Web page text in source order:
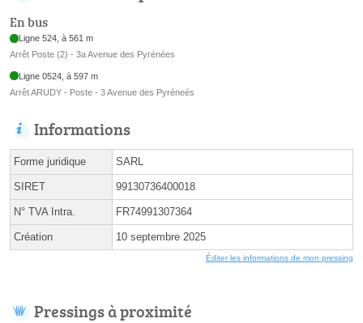
En bus
Ligne 524, à 561 m
Arrêt Poste (2) - 3a Avenue des Pyrénées
Ligne 0524, à 597 m
Arrêt ARUDY - Poste - 3 Avenue des Pyréneés
Informations
Forme juridique SARL
SIRET 99130736400018
N° TVA Intra. FR74991307364
Création 10 septembre 2025
Éditer les informations de mon pressing
Pressings à proximité